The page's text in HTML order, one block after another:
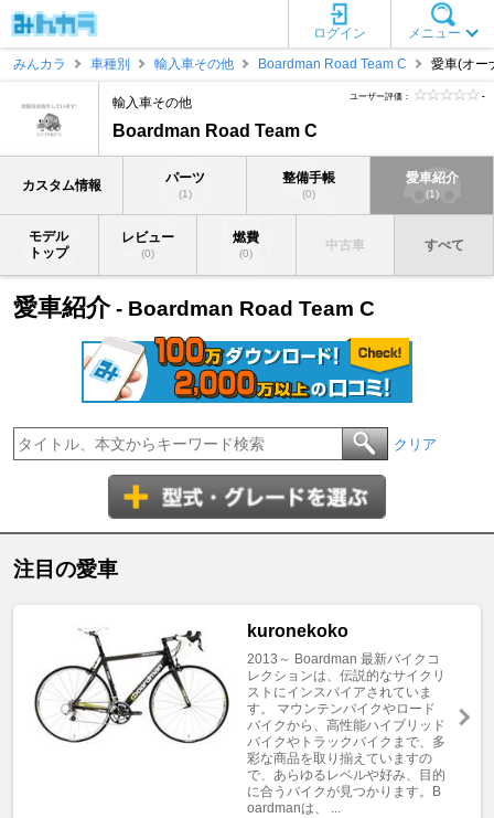
メニュー
ログイン
みんカラ
車種別 輸入車その他 Boardman Road Team C 愛車(オー
輸入車その他
Boardman Road Team C
ユーザー評価： -
カスタム情報 パーツ
(1)
整備手帳
(0)
愛車紹介
(1)
モデル
トップ
レビュー
(0)
燃費
(0)
中古車 すべて
愛車紹介- Boardman Road Team C
クリア
注目の愛車
kuronekoko
2013～ Boardman 最新バイクコ
レクションは、伝説的なサイクリ
ストにインスパイアされていま
す。 マウンテンバイクやロード
バイクから、高性能ハイブリッド
バイクやトラックバイクまで、多
彩な商品を取り揃えていますの
で、あらゆるレベルや好み、目的
に合うバイクが見つかります。B
oardmanは、 ...